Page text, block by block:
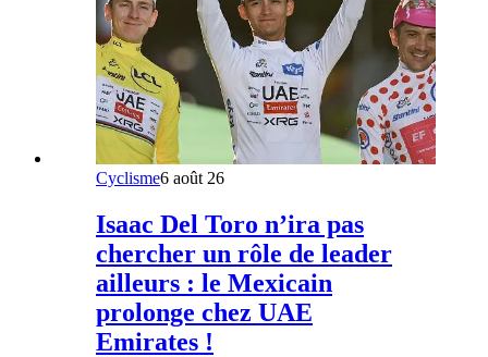
Cyclisme6 août 26
Isaac Del Toro n’ira pas
chercher un rôle de leader
ailleurs : le Mexicain
prolonge chez UAE
Emirates !